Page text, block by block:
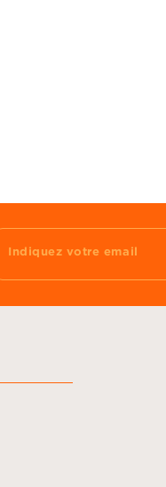
Indiquez votre email